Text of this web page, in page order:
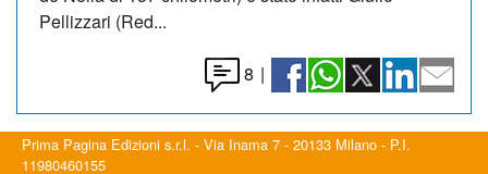
Pellizzari (Red...
8 |
Prima Pagina Edizioni s.r.l. - Via Inama 7 - 20133 Milano - P.I.
11980460155